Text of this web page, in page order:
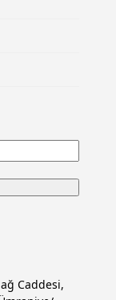
Caddesi,